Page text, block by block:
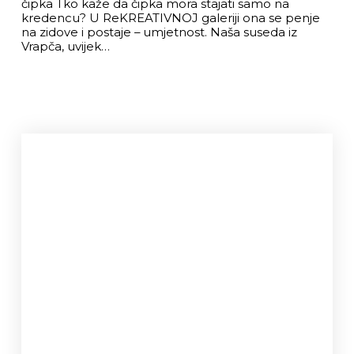
čipka Tko kaže da čipka mora stajati samo na
kredencu? U ReKREATIVNOJ galeriji ona se penje
na zidove i postaje – umjetnost. Naša suseda iz
Vrapča, uvijek…